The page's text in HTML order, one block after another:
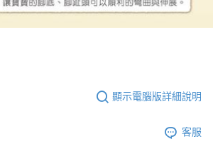
顯示電腦版詳細說明
客服